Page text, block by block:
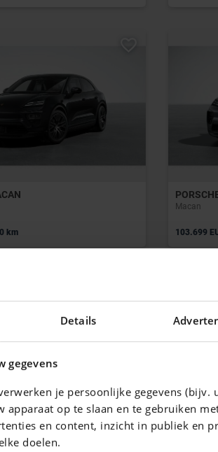
Details
gegevens
je persoonlijke gegevens (bijv.
op te slaan en te gebruiken
en content, inzicht in publiek en
doelen.
0 km
Macan
103.699